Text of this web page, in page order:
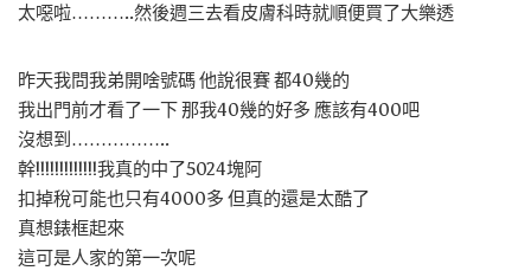
太噁啦………..然後週三去看皮膚科時就順便買了大樂透
昨天我問我弟開啥號碼 他說很賽 都40幾的
我出門前才看了一下 那我40幾的好多 應該有400吧
沒想到……………..
幹!!!!!!!!!!!!!我真的中了5024塊阿
扣掉稅可能也只有4000多 但真的還是太酷了
真想錶框起來
這可是人家的第一次呢